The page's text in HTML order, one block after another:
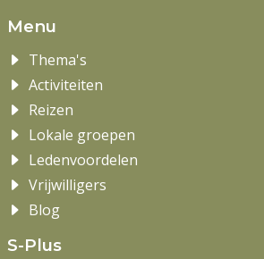
Menu
Thema's
Activiteiten
Reizen
Lokale groepen
Ledenvoordelen
Vrijwilligers
Blog
S-Plus